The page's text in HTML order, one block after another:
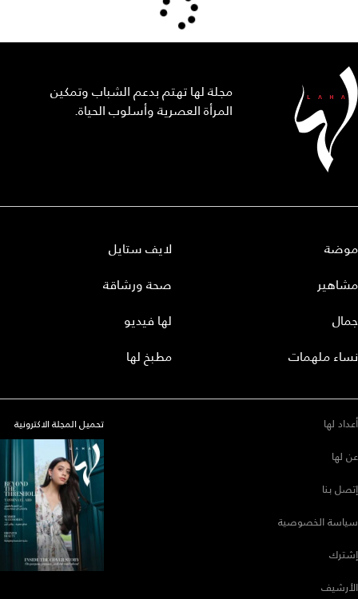
مجلة لها تهتم بدعم الشباب وتمكين
المرأة العصرية وأسلوب الحياة.
موضة
مشاهير
جمال
نساء ملهمات
لايف ستايل
صحة ورشاقة
لها فيديو
مطبخ لها
أعداد لها
عن لها
إتصل بنا
سياسة الخصوصية
إشترك
الأرشيف
تحميل المجلة الاكترونية